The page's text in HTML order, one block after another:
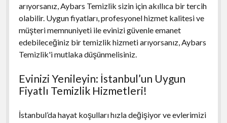
arıyorsanız, Aybars Temizlik sizin için akıllıca bir tercih
olabilir. Uygun fiyatları, profesyonel hizmet kalitesi ve
müşteri memnuniyeti ile evinizi güvenle emanet
edebileceğiniz bir temizlik hizmeti arıyorsanız, Aybars
Temizlik'i mutlaka düşünmelisiniz.
Evinizi Yenileyin: İstanbul’un Uygun
Fiyatlı Temizlik Hizmetleri!
İstanbul’da hayat koşulları hızla değişiyor ve evlerimizi